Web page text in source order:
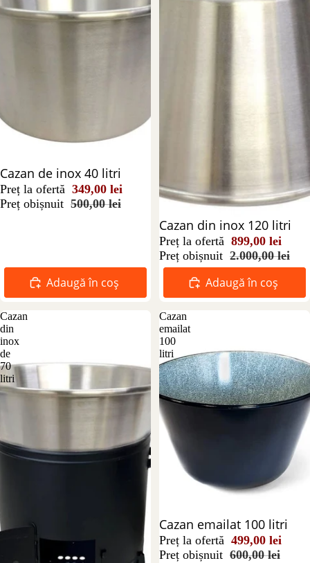
Reducere 30%
Cazan de inox 40 litri
Preț la ofertă 349,00 lei
Preț obișnuit 500,00 lei
Adaugă în coș
Reducere 55%
Cazan din inox 120 litri
Preț la ofertă 899,00 lei
Preț obișnuit 2.000,00 lei
Adaugă în coș
Cazan
din
inox
de
70
litri
Cazan
emailat
100
litri
Reducere 17%
Cazan emailat 100 litri
Preț la ofertă 499,00 lei
Preț obișnuit 600,00 lei